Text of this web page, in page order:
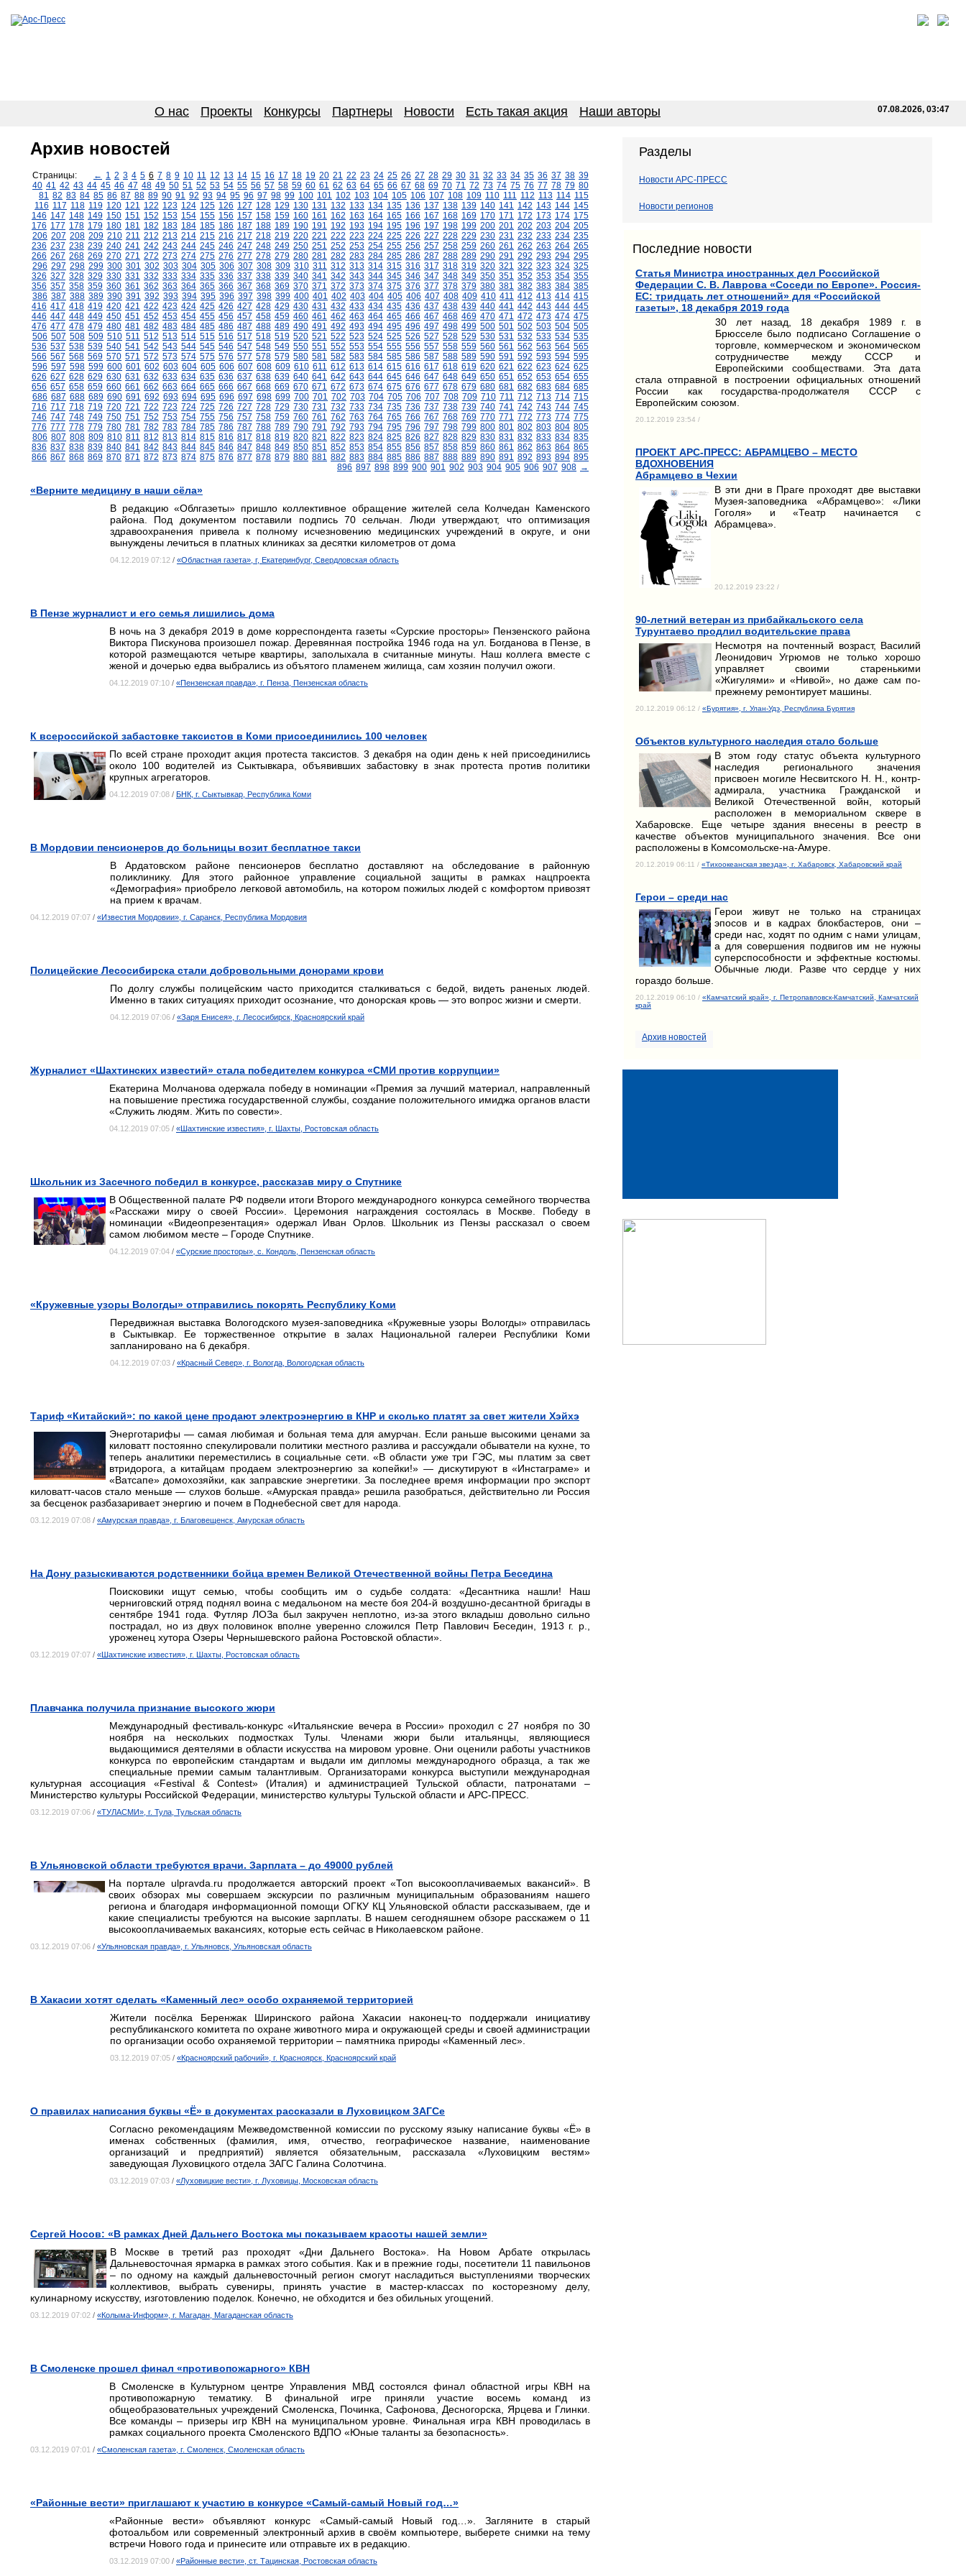
О нас Проекты Конкурсы Партнеры Новости Есть такая акция Наши авторы 07.08.2026, 03:47
Архив новостей
Страницы: ← 1 2 3 4 5 6 7 8 9 10 11 12 13 14 15 16 17 18 19 20 21 22 23 24 25 26 27 28 29 30 31 32 33 34 35 36 37 38 39
40 41 42 43 44 45 46 47 48 49 50 51 52 53 54 55 56 57 58 59 60 61 62 63 64 65 66 67 68 69 70 71 72 73 74 75 76 77 78 79 80
81 82 83 84 85 86 87 88 89 90 91 92 93 94 95 96 97 98 99 100 101 102 103 104 105 106 107 108 109 110 111 112 113 114 115
116 117 118 119 120 121 122 123 124 125 126 127 128 129 130 131 132 133 134 135 136 137 138 139 140 141 142 143 144 145
146 147 148 149 150 151 152 153 154 155 156 157 158 159 160 161 162 163 164 165 166 167 168 169 170 171 172 173 174 175
176 177 178 179 180 181 182 183 184 185 186 187 188 189 190 191 192 193 194 195 196 197 198 199 200 201 202 203 204 205
206 207 208 209 210 211 212 213 214 215 216 217 218 219 220 221 222 223 224 225 226 227 228 229 230 231 232 233 234 235
236 237 238 239 240 241 242 243 244 245 246 247 248 249 250 251 252 253 254 255 256 257 258 259 260 261 262 263 264 265
266 267 268 269 270 271 272 273 274 275 276 277 278 279 280 281 282 283 284 285 286 287 288 289 290 291 292 293 294 295
296 297 298 299 300 301 302 303 304 305 306 307 308 309 310 311 312 313 314 315 316 317 318 319 320 321 322 323 324 325
326 327 328 329 330 331 332 333 334 335 336 337 338 339 340 341 342 343 344 345 346 347 348 349 350 351 352 353 354 355
356 357 358 359 360 361 362 363 364 365 366 367 368 369 370 371 372 373 374 375 376 377 378 379 380 381 382 383 384 385
386 387 388 389 390 391 392 393 394 395 396 397 398 399 400 401 402 403 404 405 406 407 408 409 410 411 412 413 414 415
416 417 418 419 420 421 422 423 424 425 426 427 428 429 430 431 432 433 434 435 436 437 438 439 440 441 442 443 444 445
446 447 448 449 450 451 452 453 454 455 456 457 458 459 460 461 462 463 464 465 466 467 468 469 470 471 472 473 474 475
476 477 478 479 480 481 482 483 484 485 486 487 488 489 490 491 492 493 494 495 496 497 498 499 500 501 502 503 504 505
506 507 508 509 510 511 512 513 514 515 516 517 518 519 520 521 522 523 524 525 526 527 528 529 530 531 532 533 534 535
536 537 538 539 540 541 542 543 544 545 546 547 548 549 550 551 552 553 554 555 556 557 558 559 560 561 562 563 564 565
566 567 568 569 570 571 572 573 574 575 576 577 578 579 580 581 582 583 584 585 586 587 588 589 590 591 592 593 594 595
596 597 598 599 600 601 602 603 604 605 606 607 608 609 610 611 612 613 614 615 616 617 618 619 620 621 622 623 624 625
626 627 628 629 630 631 632 633 634 635 636 637 638 639 640 641 642 643 644 645 646 647 648 649 650 651 652 653 654 655
656 657 658 659 660 661 662 663 664 665 666 667 668 669 670 671 672 673 674 675 676 677 678 679 680 681 682 683 684 685
686 687 688 689 690 691 692 693 694 695 696 697 698 699 700 701 702 703 704 705 706 707 708 709 710 711 712 713 714 715
716 717 718 719 720 721 722 723 724 725 726 727 728 729 730 731 732 733 734 735 736 737 738 739 740 741 742 743 744 745
746 747 748 749 750 751 752 753 754 755 756 757 758 759 760 761 762 763 764 765 766 767 768 769 770 771 772 773 774 775
776 777 778 779 780 781 782 783 784 785 786 787 788 789 790 791 792 793 794 795 796 797 798 799 800 801 802 803 804 805
806 807 808 809 810 811 812 813 814 815 816 817 818 819 820 821 822 823 824 825 826 827 828 829 830 831 832 833 834 835
836 837 838 839 840 841 842 843 844 845 846 847 848 849 850 851 852 853 854 855 856 857 858 859 860 861 862 863 864 865
866 867 868 869 870 871 872 873 874 875 876 877 878 879 880 881 882 883 884 885 886 887 888 889 890 891 892 893 894 895
896 897 898 899 900 901 902 903 904 905 906 907 908 →
«Верните медицину в наши сёла»
В редакцию «Облгазеты» пришло коллективное обращение жителей села Колчедан Каменского
района. Под документом поставили подпись 70 сельчан. Люди утверждают, что оптимизация
здравоохранения привела к полному исчезновению медицинских учреждений в округе, и они
вынуждены лечиться в платных клиниках за десятки километров от дома
04.12.2019 07:12 / «Областная газета», г, Екатеринбург, Свердловская область
В Пензе журналист и его семья лишились дома
В ночь на 3 декабря 2019 в доме корреспондента газеты «Сурские просторы» Пензенского района
Виктора Пискунова произошел пожар. Деревянная постройка 1946 года на ул. Богданова в Пензе, в
которой размещаются четыре квартиры, заполыхала в считанные минуты. Наш коллега вместе с
женой и дочерью едва выбрались из объятого пламенем жилища, сам хозяин получил ожоги.
04.12.2019 07:10 / «Пензенская правда», г. Пенза, Пензенская область
К всероссийской забастовке таксистов в Коми присоединились 100 человек
По всей стране проходит акция протеста таксистов. 3 декабря на один день к ней присоединились
около 100 водителей из Сыктывкара, объявивших забастовку в знак протеста против политики
крупных агрегаторов.
04.12.2019 07:08 / БНК, г. Сыктывкар, Республика Коми
В Мордовии пенсионеров до больницы возит бесплатное такси
В Ардатовском районе пенсионеров бесплатно доставляют на обследование в районную
поликлинику. Для этого районное управление социальной защиты в рамках нацпроекта
«Демография» приобрело легковой автомобиль, на котором пожилых людей с комфортом привозят
на прием к врачам.
04.12.2019 07:07 / «Известия Мордовии», г. Саранск, Республика Мордовия
Полицейские Лесосибирска стали добровольными донорами крови
По долгу службы полицейским часто приходится сталкиваться с бедой, видеть раненых людей.
Именно в таких ситуациях приходит осознание, что донорская кровь — это вопрос жизни и смерти.
04.12.2019 07:06 / «Заря Енисея», г. Лесосибирск, Красноярский край
Журналист «Шахтинских известий» стала победителем конкурса «СМИ против коррупции»
Екатерина Молчанова одержала победу в номинации «Премия за лучший материал, направленный
на повышение престижа государственной службы, создание положительного имиджа органов власти
«Служить людям. Жить по совести».
04.12.2019 07:05 / «Шахтинские известия», г. Шахты, Ростовская область
Школьник из Засечного победил в конкурсе, рассказав миру о Спутнике
В Общественной палате РФ подвели итоги Второго международного конкурса семейного творчества
«Расскажи миру о своей России». Церемония награждения состоялась в Москве. Победу в
номинации «Видеопрезентация» одержал Иван Орлов. Школьник из Пензы рассказал о своем
самом любимом месте – Городе Спутнике.
04.12.2019 07:04 / «Сурские просторы», с. Кондоль, Пензенская область
«Кружевные узоры Вологды» отправились покорять Республику Коми
Передвижная выставка Вологодского музея-заповедника «Кружевные узоры Вологды» отправилась
в Сыктывкар. Ее торжественное открытие в залах Национальной галереи Республики Коми
запланировано на 6 декабря.
04.12.2019 07:03 / «Красный Север», г. Вологда, Вологодская область
Тариф «Китайский»: по какой цене продают электроэнергию в КНР и сколько платят за свет жители Хэйхэ
Энерготарифы — самая любимая и больная тема для амурчан. Если раньше высокими ценами за
киловатт постоянно спекулировали политики местного разлива и рассуждали обыватели на кухне, то
теперь аналитики переместились в социальные сети. «В области уже три ГЭС, мы платим за свет
втридорога, а китайцам продаем электроэнергию за копейки!» — дискутируют в «Инстаграме» и
«Ватсапе» домохозяйки, как заправские энергетики. За последнее время информации про экспорт
киловатт-часов стало меньше — слухов больше. «Амурская правда» решила разобраться, действительно ли Россия
за бесценок разбазаривает энергию и почем в Поднебесной свет для народа.
03.12.2019 07:08 / «Амурская правда», г. Благовещенск, Амурская область
На Дону разыскиваются родственники бойца времен Великой Отечественной войны Петра Беседина
Поисковики ищут семью, чтобы сообщить им о судьбе солдата: «Десантника нашли! Наш
черниговский отряд поднял воина с медальоном на месте боя 204-й воздушно-десантной бригады в
сентябре 1941 года. Футляр ЛОЗа был закручен неплотно, из-за этого вкладыш довольно сильно
пострадал, но из двух половинок вполне уверенно сложился Петр Павлович Беседин, 1913 г. р.,
уроженец хутора Озеры Чернышевского района Ростовской области».
03.12.2019 07:07 / «Шахтинские известия», г. Шахты, Ростовская область
Плавчанка получила признание высокого жюри
Международный фестиваль-конкурс «Итальянские вечера в России» проходил с 27 ноября по 30
ноября на нескольких подмостках Тулы. Членами жюри были итальянцы, являющиеся
выдающимися деятелями в области искусства на мировом уровне. Они оценили работы участников
конкурса по европейским стандартам и выдали им дипломы международного образца, а так же
специальные премии самым талантливым. Организаторами конкурса выступили международная
культурная ассоциация «Festival & Contest» (Италия) и администрацией Тульской области, патронатами –
Министерство культуры Российской Федерации, министерство культуры Тульской области и АРС-ПРЕСС.
03.12.2019 07:06 / «ТУЛАСМИ», г. Тула, Тульская область
В Ульяновской области требуются врачи. Зарплата – до 49000 рублей
На портале ulpravda.ru продолжается авторский проект «Топ высокооплачиваемых вакансий». В
своих обзорах мы совершаем экскурсии по различным муниципальным образованиям нашего
региона и благодаря информационной помощи ОГКУ КЦ Ульяновской области рассказываем, где и
какие специалисты требуются на высокие зарплаты. В нашем сегодняшнем обзоре расскажем о 11
высокооплачиваемых вакансиях, которые есть сейчас в Николаевском районе.
03.12.2019 07:06 / «Ульяновская правда», г. Ульяновск, Ульяновская область
В Хакасии хотят сделать «Каменный лес» особо охраняемой территорией
Жители посёлка Беренжак Ширинского района Хакасии наконец-то поддержали инициативу
республиканского комитета по охране животного мира и окружающей среды и своей администрации
по организации особо охраняемой территории – памятника природы «Каменный лес».
03.12.2019 07:05 / «Красноярский рабочий», г. Красноярск, Красноярский край
О правилах написания буквы «Ё» в документах рассказали в Луховицком ЗАГСе
Согласно рекомендациям Межведомственной комиссии по русскому языку написание буквы «Ё» в
именах собственных (фамилия, имя, отчество, географическое название, наименование
организаций и предприятий) является обязательным, рассказала «Луховицким вестям»
заведующая Луховицкого отдела ЗАГС Галина Солотчина.
03.12.2019 07:03 / «Луховицкие вести», г. Луховицы, Московская область
Сергей Носов: «В рамках Дней Дальнего Востока мы показываем красоты нашей земли»
В Москве в третий раз проходят «Дни Дальнего Востока». На Новом Арбате открылась
Дальневосточная ярмарка в рамках этого события. Как и в прежние годы, посетители 11 павильонов
– по одному на каждый дальневосточный регион смогут насладиться выступлениями творческих
коллективов, выбрать сувениры, принять участие в мастер-классах по косторезному делу,
кулинарному искусству, изготовлению поделок. Конечно, не обходится и без обильных угощений.
03.12.2019 07:02 / «Колыма-Информ», г. Магадан, Магаданская область
В Смоленске прошел финал «противопожарного» КВН
В Смоленске в Культурном центре Управления МВД состоялся финал областной игры КВН на
противопожарную тематику. В финальной игре приняли участие восемь команд из
общеобразовательных учреждений Смоленска, Починка, Сафонова, Десногорска, Ярцева и Глинки.
Все команды – призеры игр КВН на муниципальном уровне. Финальная игра КВН проводилась в
рамках социального проекта Смоленского ВДПО «Юные таланты за безопасность».
03.12.2019 07:01 / «Смоленская газета», г. Смоленск, Смоленская область
«Районные вести» приглашают к участию в конкурсе «Самый-самый Новый год…»
«Районные вести» объявляют конкурс «Самый-самый Новый год…». Загляните в старый
фотоальбом или современный электронный архив в своём компьютере, выберете снимки на тему
встречи Нового года и принесите или отправьте их в редакцию.
03.12.2019 07:00 / «Районные вести», ст. Тацинская, Ростовская область
Разделы
Новости АРС-ПРЕСС
Новости регионов
Последние новости
Статья Министра иностранных дел Российской
Федерации С. В. Лаврова «Соседи по Европе». Россия-
ЕС: тридцать лет отношений» для «Российской
газеты», 18 декабря 2019 года
30 лет назад, 18 декабря 1989 г. в
Брюсселе было подписано Соглашение о
торговле, коммерческом и экономическом
сотрудничестве между СССР и
Европейскими сообществами. Эта дата
стала отправной в построении официальных отношений
России как государства-продолжателя СССР с
Европейским союзом.
20.12.2019 23:54 /
ПРОЕКТ АРС-ПРЕСС: АБРАМЦЕВО – МЕСТО
ВДОХНОВЕНИЯ
Абрамцево в Чехии
В эти дни в Праге проходят две выставки
Музея-заповедника «Абрамцево»: «Лики
Гоголя» и «Театр начинается с
Абрамцева».
20.12.2019 23:22 /
90-летний ветеран из прибайкальского села
Турунтаево продлил водительские права
Несмотря на почтенный возраст, Василий
Леонидович Угрюмов не только хорошо
управляет своими старенькими
«Жигулями» и «Нивой», но даже сам по-
прежнему ремонтирует машины.
20.12.2019 06:12 / «Бурятия», г. Улан-Удэ, Республика Бурятия
Объектов культурного наследия стало больше
В этом году статус объекта культурного
наследия регионального значения
присвоен могиле Несвитского Н. Н., контр-
адмирала, участника Гражданской и
Великой Отечественной войн, который
расположен в мемориальном сквере в
Хабаровске. Еще четыре здания внесены в реестр в
качестве объектов муниципального значения. Все они
расположены в Комсомольске-на-Амуре.
20.12.2019 06:11 / «Тихоокеанская звезда», г. Хабаровск, Хабаровский край
Герои – среди нас
Герои живут не только на страницах
эпосов и в кадрах блокбастеров, они –
среди нас, ходят по одним с нами улицам,
а для совершения подвигов им не нужны
суперспособности и эффектные костюмы.
Обычные люди. Разве что сердце у них
гораздо больше.
20.12.2019 06:10 / «Камчатский край», г. Петропавловск-Камчатский, Камчатский
край
Архив новостей